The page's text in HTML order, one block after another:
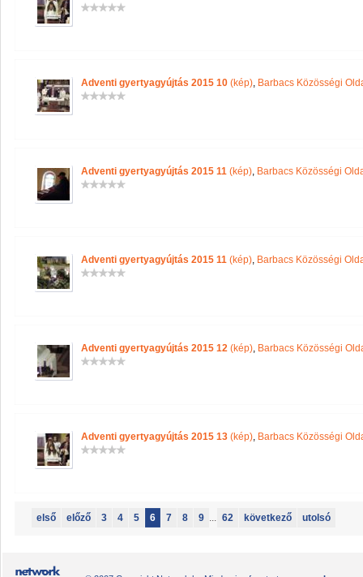
Adventi gyertyagyújtás 2015 10 (kép), Barbacs Közösségi
Adventi gyertyagyújtás 2015 11 (kép), Barbacs Közösségi
Adventi gyertyagyújtás 2015 11 (kép), Barbacs Közösségi
Adventi gyertyagyújtás 2015 12 (kép), Barbacs Közösségi
Adventi gyertyagyújtás 2015 13 (kép), Barbacs Közösségi
első előző 3 4 5 6 7 8 9 ... 62 következő utolsó